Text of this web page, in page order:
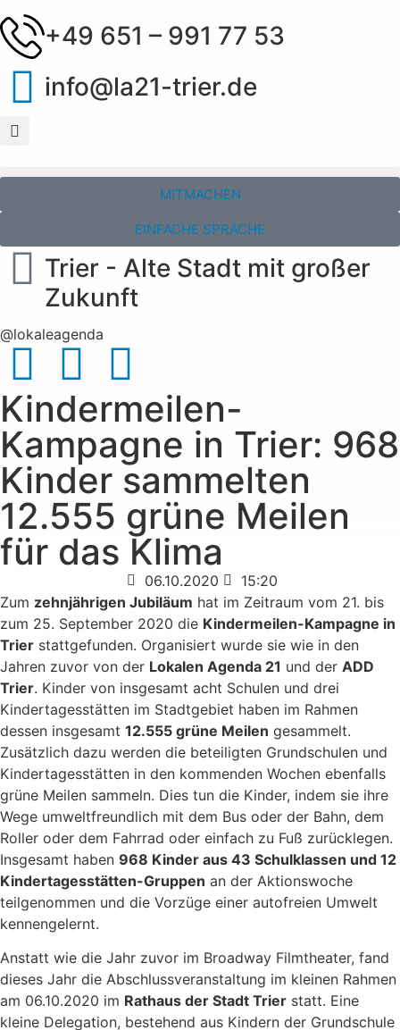
+49 651 – 991 77 53
info@la21-trier.de
MITMACHEN
EINFACHE SPRACHE
Trier - Alte Stadt mit großer
Zukunft
@lokaleagenda
Kindermeilen-
Kampagne in Trier: 968
Kinder sammelten
12.555 grüne Meilen
für das Klima
06.10.2020
15:20
Zum zehnjährigen Jubiläum hat im Zeitraum vom 21. bis
zum 25. September 2020 die Kindermeilen-Kampagne in
Trier stattgefunden. Organisiert wurde sie wie in den
Jahren zuvor von der Lokalen Agenda 21 und der ADD
Trier. Kinder von insgesamt acht Schulen und drei
Kindertagesstätten im Stadtgebiet haben im Rahmen
dessen insgesamt 12.555 grüne Meilen gesammelt.
Zusätzlich dazu werden die beteiligten Grundschulen und
Kindertagesstätten in den kommenden Wochen ebenfalls
grüne Meilen sammeln. Dies tun die Kinder, indem sie ihre
Wege umweltfreundlich mit dem Bus oder der Bahn, dem
Roller oder dem Fahrrad oder einfach zu Fuß zurücklegen.
Insgesamt haben 968 Kinder aus 43 Schulklassen und 12
Kindertagesstätten-Gruppen an der Aktionswoche
teilgenommen und die Vorzüge einer autofreien Umwelt
kennengelernt.
Anstatt wie die Jahr zuvor im Broadway Filmtheater, fand
dieses Jahr die Abschlussveranstaltung im kleinen Rahmen
am 06.10.2020 im Rathaus der Stadt Trier statt. Eine
kleine Delegation, bestehend aus Kindern der Grundschule